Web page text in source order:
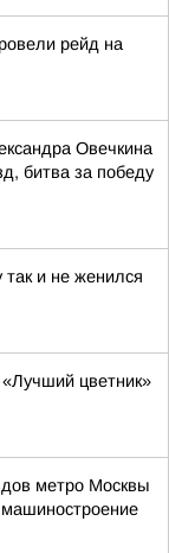
рейд на
Овечкина
битва за победу
и не женился
«Лучший цветник»
метро Москвы
машиностроение